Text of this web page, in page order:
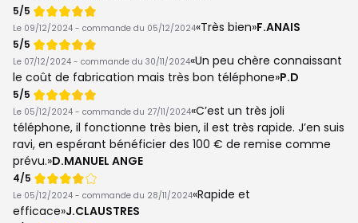
Note
de
5/5
Le 09/12/2024 - commande du 05/12/2024 Très bien F.ANAIS
Note
de
5/5
Le 07/12/2024 - commande du 30/11/2024 Un peu chère connaissant
le coût de fabrication mais très bon téléphone P.D
Note
de
5/5
Le 05/12/2024 - commande du 27/11/2024 C’est un très joli
téléphone, il fonctionne très bien, il est très rapide. J’en suis
ravi, en espérant bénéficier des 100 € de remise comme
prévu. D.MANUEL ANGE
Note
de
4/5
Le 05/12/2024 - commande du 28/11/2024 Rapide et
efficace J.CLAUSTRES